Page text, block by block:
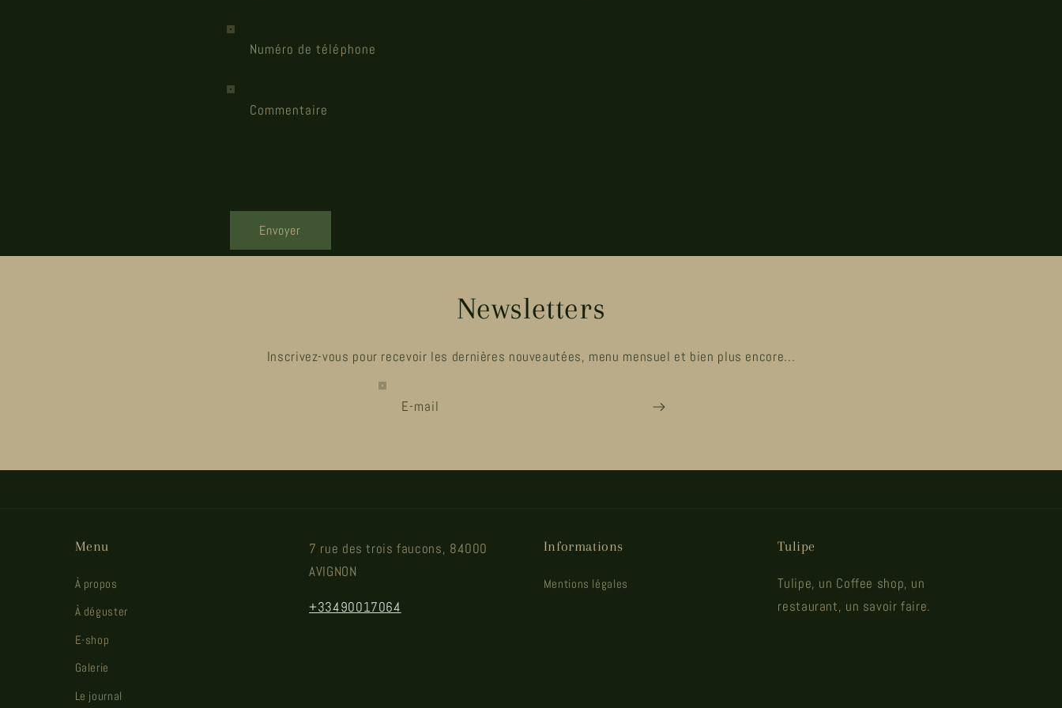
Numéro de téléphone
Commentaire
Envoyer
Newsletters
Inscrivez-vous pour recevoir les dernières nouveautées, menu mensuel et bien plus encore...
E-mail
Menu
À propos
À déguster
E-shop
Galerie
Le journal
7 rue des trois faucons, 84000
AVIGNON
+33490017064
Informations
Mentions légales
Tulipe
Tulipe, un Coffee shop, un
restaurant, un savoir faire.